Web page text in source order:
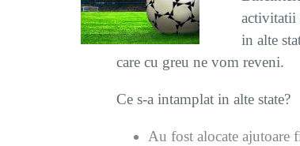
activitatii
in alte
care cu greu ne vom reveni.
Ce s-a intamplat in alte state?
Au fost alocate ajutoare